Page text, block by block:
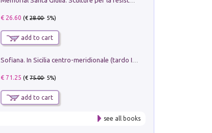
€ 26.60 (€28.00- 5%)
add to cart
€ 71.25 (€75.00- 5%)
add to cart
see all books